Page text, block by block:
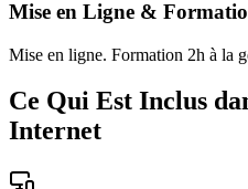
Mise en Ligne &
Mise en ligne. Formation 2h à la
Ce Qui Est Inclus
Internet